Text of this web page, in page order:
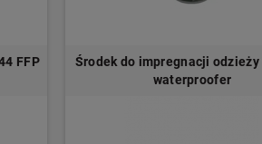
FFP
Środek do impregnacji odzieży
waterproofer